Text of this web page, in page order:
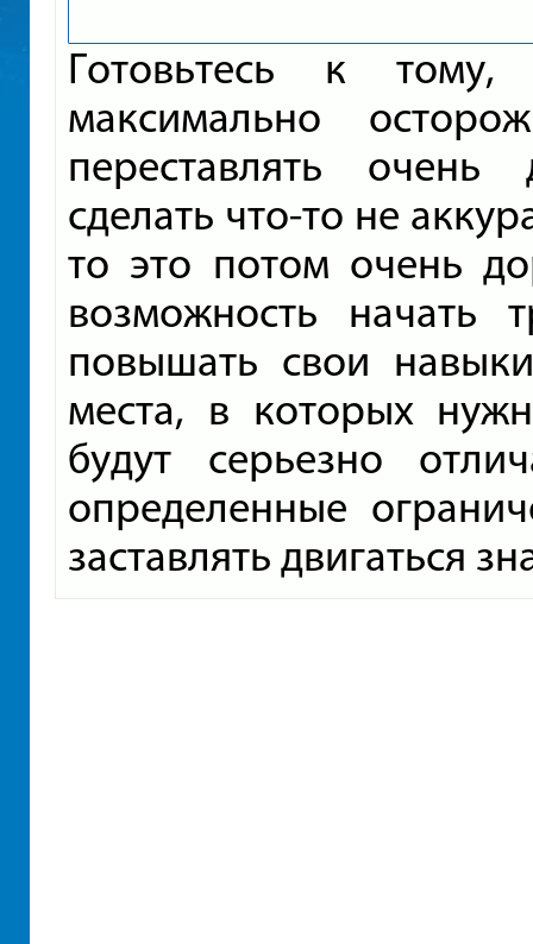
Готовьтесь к
максимально
переставлять
сделать что-то не
то это потом очень
возможность начать
повышать свои
места, в которых
будут серьезно
определенные
заставлять двигаться